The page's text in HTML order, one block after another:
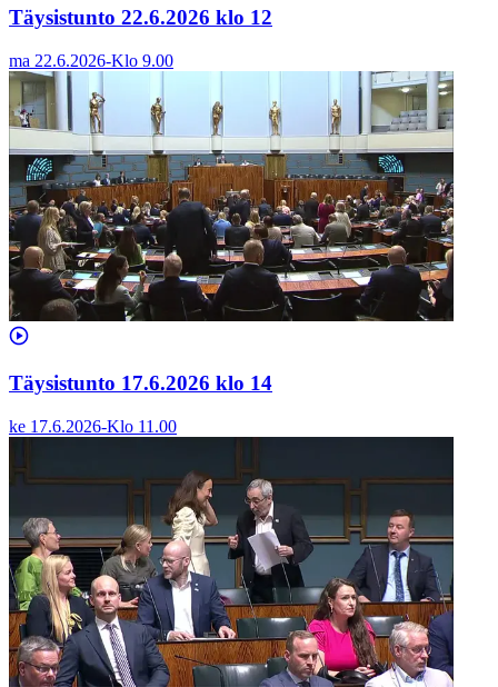
Täysistunto 22.6.2026 klo 12
ma 22.6.2026-Klo 9.00
Täysistunto 17.6.2026 klo 14
ke 17.6.2026-Klo 11.00